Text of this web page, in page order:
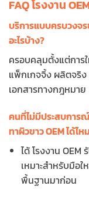
FAQ โรงงาน
บริการแบบครบวงจ
อะไรบ้าง?
ครอบคลุมตั้งแต่การ
แพ็กเกจจิ้ง ผลิตจริ
เอกสารทางกฎหมาย
คนที่ไม่มีประสบการ
ทาผิวขาว OEM ได้ไห
ได้ โรงงาน
เหมาะสำหรับมือ
พื้นฐานมาก่อน